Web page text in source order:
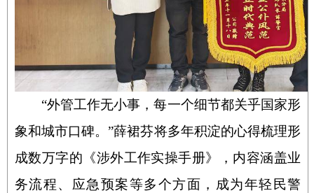
“外管工作无小事，每一个细节都关乎国家形
象和城市口碑。”薛裙芬将多年积淀的心得梳理形
成数万字的《涉外工作实操手册》，内容涵盖业
务流程、应急预案等多个方面，成为年轻民警